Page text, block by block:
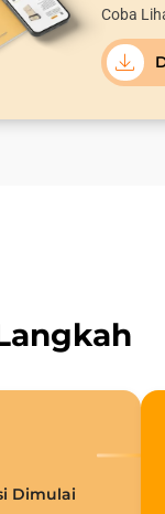
Coba
Dimulai